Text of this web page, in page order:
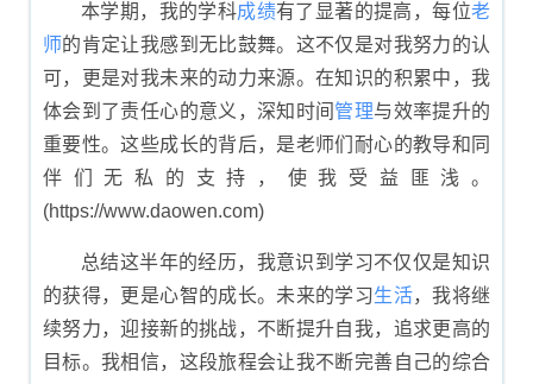
本学期，我的学科成绩有了显著的提高，每位老
师的肯定让我感到无比鼓舞。这不仅是对我努力的认
可，更是对我未来的动力来源。在知识的积累中，我
体会到了责任心的意义，深知时间 管理与效率提升的
重要性。这些成长的背后，是老师们耐心的教导和同
伴们无私的支持，使我受益匪浅。
(https://www.daowen.com)
总结这半年的经历，我意识到学习不仅仅是知识
的获得，更是心智的成长。未来的学习生活，我将继
续努力，迎接新的挑战，不断提升自我，追求更高的
目标。我相信，这段旅程会让我不断完善自己的综合